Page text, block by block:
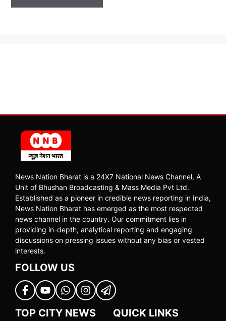
News Nation Bharat is a 24X7 National News Channel, A
Unit of Bhushan Broadcasting & Mass Media Pvt Ltd.
Established as a pioneer in credible news reporting in India,
News Nation Bharat has emerged as the most respected
news channel in the country. Our commitment lies in
providing in-depth, analytical reporting and engaging
discussions on pressing issues without any bias or vested
interests.
FOLLOW US
TOP CITY NEWS QUICK LINKS